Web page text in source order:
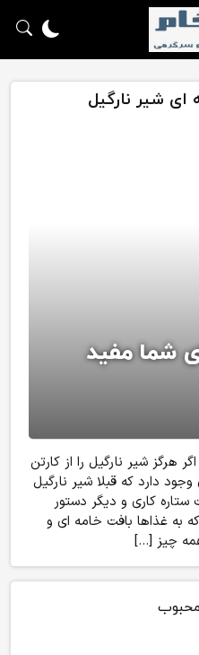
ای شیر نارگیل
شما مفید
هرگز شیر نارگیل را از کارتن
وجود دارد که قبلا شیر نارگیل
ستاره کاری و دیگر دستور
به غذاها بافت خامه ای و
چیز […]